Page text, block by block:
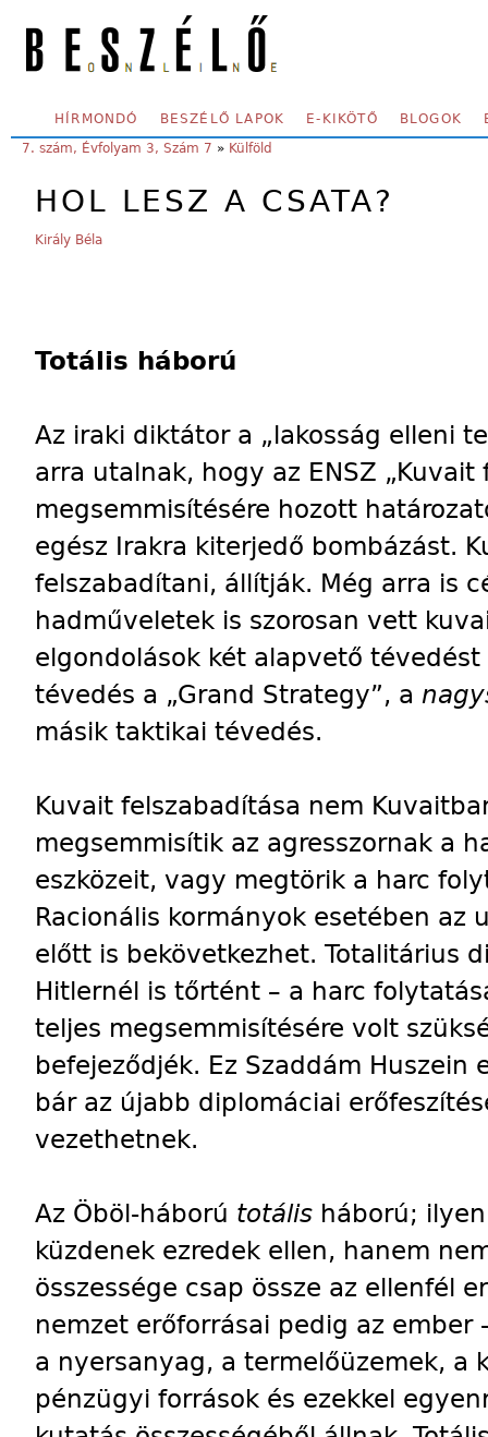
SECONDARY MENU
HÍRMONDÓ BESZÉLŐ LAPOK E-KIKÖTŐ BLOGOK
YOU ARE HERE:
7. szám, Évfolyam 3, Szám 7 » Külföld
HOL LESZ A CSATA?
Király Béla
Totális háború
Az iraki diktátor a „lakosság elleni
arra utalnak, hogy az ENSZ
megsemmisítésére hozott
egész Irakra kiterjedő bombázást.
felszabadítani, állítják. Még arra is
hadműveletek is szorosan vett
elgondolások két alapvető
tévedés a „Grand Strategy”, a
másik taktikai tévedés.
Kuvait felszabadítása nem
megsemmisítik az agresszornak a
eszközeit, vagy megtörik a harc
Racionális kormányok esetében az
előtt is bekövetkezhet. Totalitárius
Hitlernél is tőrtént – a harc
teljes megsemmisítésére volt
befejeződjék. Ez Szaddám Huszein
bár az újabb diplomáciai
vezethetnek.
Az Öböl-háború totális háború;
küzdenek ezredek ellen, hanem
összessége csap össze az ellenfél
nemzet erőforrásai pedig az ember
a nyersanyag, a termelőüzemek, a
pénzügyi források és ezekkel